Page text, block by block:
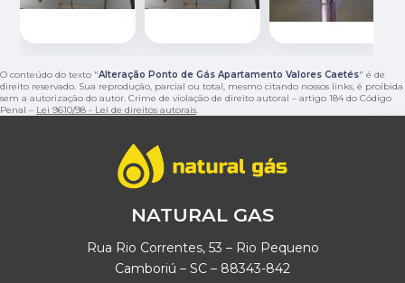
O conteúdo do texto "Alteração Ponto de Gás Apartamento Valores Caetés" é de
direito reservado. Sua reprodução, parcial ou total, mesmo citando nossos links, é proibida
sem a autorização do autor. Crime de violação de direito autoral – artigo 184 do Código
Penal – Lei 9610/98 - Lei de direitos autorais.
NATURAL GAS
Rua Rio Correntes, 53 – Rio Pequeno
Camboriú – SC – 88343-842